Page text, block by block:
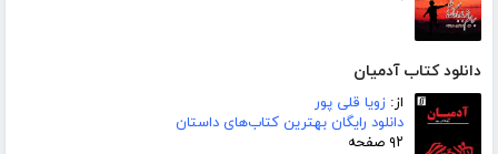
دانلود کتاب آدمیان
از: زویا قلی پور
دانلود رایگان بهترین کتاب‌های داستان
۹۲ صفحه